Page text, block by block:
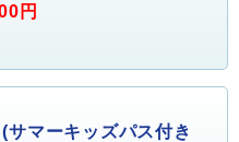
円
(サマーキッズパス付き